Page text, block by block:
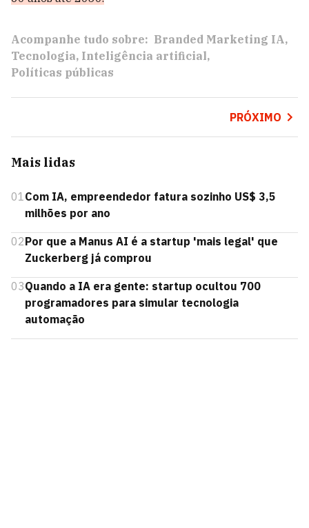
Acompanhe tudo sobre: Branded Marketing IA
Tecnologia Inteligência artificial
Políticas públicas
PRÓXIMO
Mais lidas
01Com IA, empreendedor fatura sozinho US$ 3,5
milhões por ano
02Por que a Manus AI é a startup 'mais legal' que
Zuckerberg já comprou
03Quando a IA era gente: startup ocultou 700
programadores para simular tecnologia
automação